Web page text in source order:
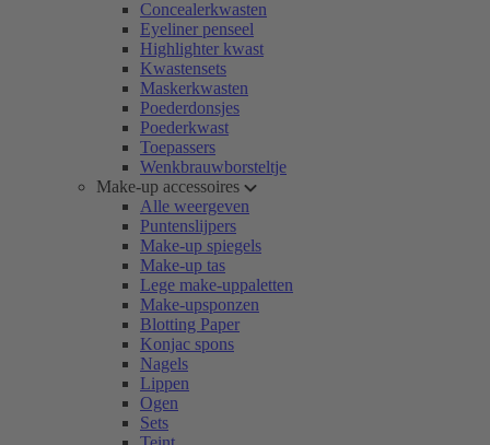
Concealerkwasten
Eyeliner penseel
Highlighter kwast
Kwastensets
Maskerkwasten
Poederdonsjes
Poederkwast
Toepassers
Wenkbrauwborsteltje
Make-up accessoires
Alle weergeven
Puntenslijpers
Make-up spiegels
Make-up tas
Lege make-uppaletten
Make-upsponzen
Blotting Paper
Konjac spons
Nagels
Lippen
Ogen
Sets